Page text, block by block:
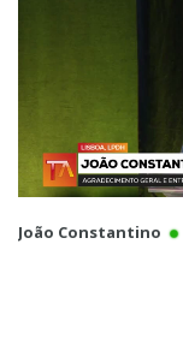
João Constantino